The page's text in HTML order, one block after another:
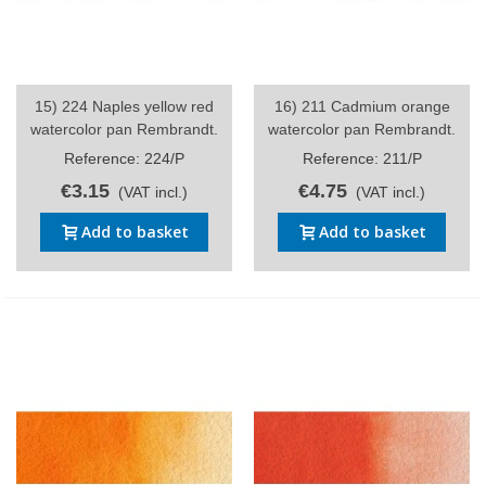
15) 224 Naples yellow red
watercolor pan Rembrandt.
Reference: 224/P
€3.15 (VAT incl.)
Add to basket
16) 211 Cadmium orange
watercolor pan Rembrandt.
Reference: 211/P
€4.75 (VAT incl.)
Add to basket